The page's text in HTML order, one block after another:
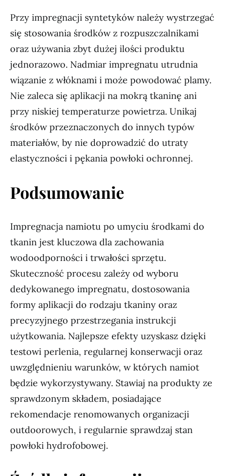
Przy impregnacji syntetyków należy wystrzegać
się stosowania środków z rozpuszczalnikami
oraz używania zbyt dużej ilości produktu
jednorazowo. Nadmiar impregnatu utrudnia
wiązanie z włóknami i może powodować plamy.
Nie zaleca się aplikacji na mokrą tkaninę ani
przy niskiej temperaturze powietrza. Unikaj
środków przeznaczonych do innych typów
materiałów, by nie doprowadzić do utraty
elastyczności i pękania powłoki ochronnej.
Podsumowanie
Impregnacja namiotu po umyciu środkami do
tkanin jest kluczowa dla zachowania
wodoodporności i trwałości sprzętu.
Skuteczność procesu zależy od wyboru
dedykowanego impregnatu, dostosowania
formy aplikacji do rodzaju tkaniny oraz
precyzyjnego przestrzegania instrukcji
użytkowania. Najlepsze efekty uzyskasz dzięki
testowi perlenia, regularnej konserwacji oraz
uwzględnieniu warunków, w których namiot
będzie wykorzystywany. Stawiaj na produkty ze
sprawdzonym składem, posiadające
rekomendacje renomowanych organizacji
outdoorowych, i regularnie sprawdzaj stan
powłoki hydrofobowej.